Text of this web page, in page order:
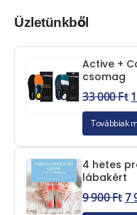
Üzletünkből
Active +
csomag
33 000Ft
Továbbiak
4 hetes
lábakért
9 900Ft7